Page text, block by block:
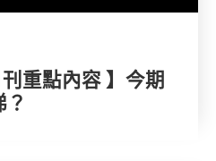
刊重點內容 】今期